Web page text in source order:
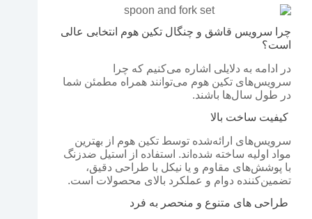
چرا سرویس قاشق و چنگال تکین هوم انتخابی عالی
است؟
در ادامه به دلایلی اشاره می‌کنیم که چرا
سرویس‌های تکین هوم می‌توانند همراه مطمئن شما
در طول سال‌ها باشند.
کیفیت ساخت بالا
سرویس‌های ارائه‌شده توسط تکین هوم از بهترین
مواد اولیه ساخته شده‌اند. استفاده از استیل ضدزنگ
با پوشش‌های مقاوم و یا نیکل با طراحی دقیق،
تضمین‌کننده دوام و عملکرد بالای محصولات است.
طراحی‌ های متنوع و منحصر به فرد